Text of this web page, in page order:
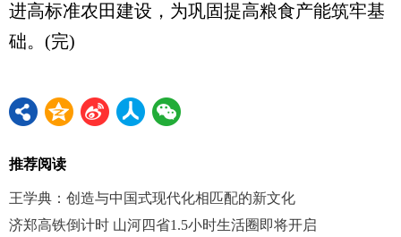
进高标准农田建设，为巩固提高粮食产能筑牢基
础。(完)
推荐阅读
王学典：创造与中国式现代化相匹配的新文化
济郑高铁倒计时 山河四省1.5小时生活圈即将开启